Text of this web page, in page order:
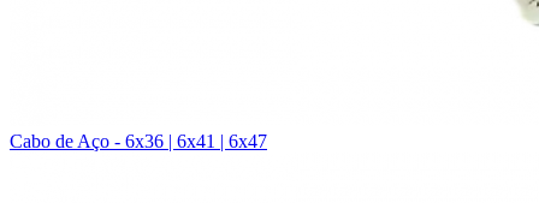
Cabo de Aço - 6x36 | 6x41 | 6x47